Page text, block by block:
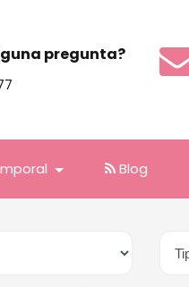
pregunta?
Blog